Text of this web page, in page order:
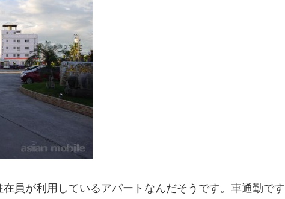
員が利用しているアパートなんだそうです。車通勤です